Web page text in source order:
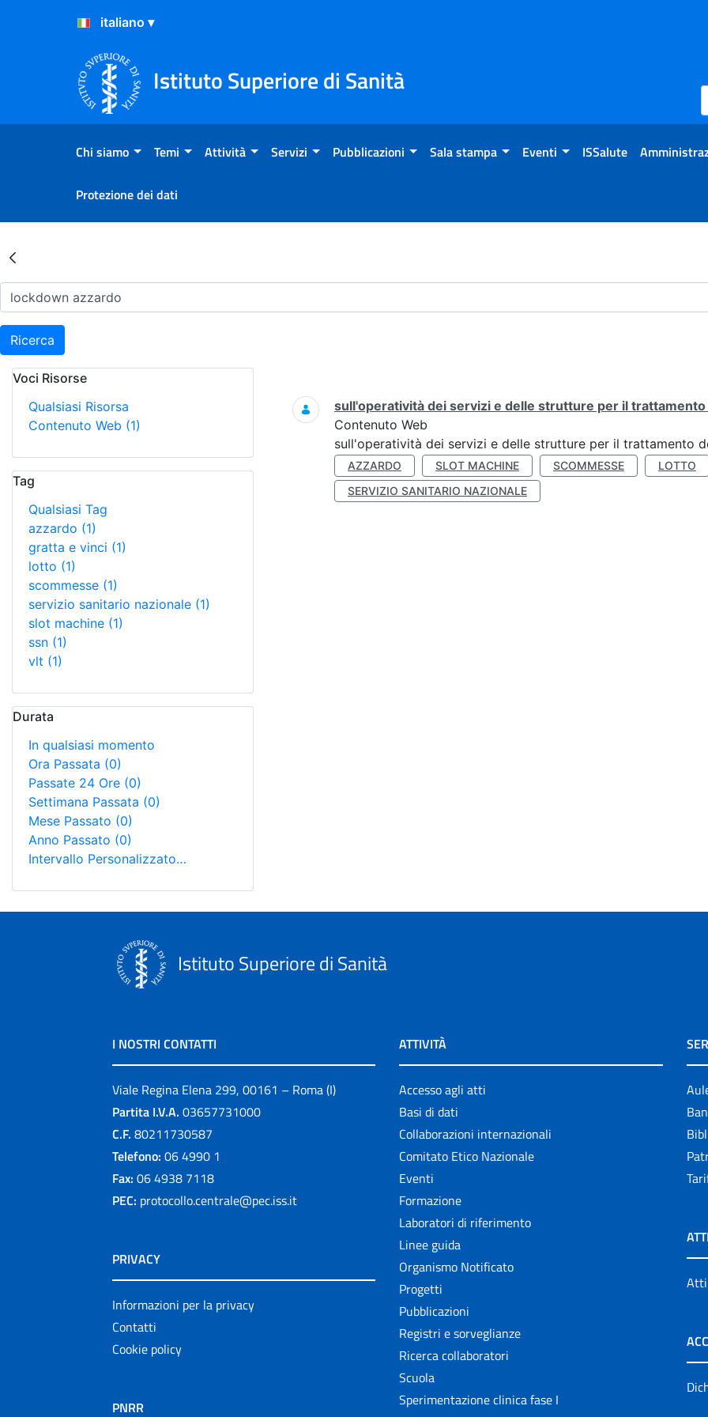
Salta al Contenuto
Salta al Footer
Istituto Superiore di Sanità
Chi siamo Temi Attività Servizi Pubblicazioni Sala stampa Eventi ISSalute
Protezione dei dati
Risultati della Ricerca - Archivio
Ricerca
Voci Risorse
Qualsiasi Risorsa
Contenuto Web (1)
Tag
Qualsiasi Tag
azzardo (1)
gratta e vinci (1)
lotto (1)
scommesse (1)
servizio sanitario nazionale (1)
slot machine (1)
ssn (1)
vlt (1)
Durata
In qualsiasi momento
Ora Passata (0)
Passate 24 Ore (0)
Settimana Passata (0)
Mese Passato (0)
Anno Passato (0)
Intervallo Personalizzato…
Ricerca
sull'operatività dei servizi e delle strutture per il
Contenuto Web
sull'operatività dei servizi e delle strutture per il trattamento
AZZARDO SLOT MACHINE SCOMMESSE
LOTTO
SERVIZIO SANITARIO NAZIONALE
Istituto Superiore di Sanità
I NOSTRI CONTATTI
Viale Regina Elena 299, 00161 – Roma (I)
Partita I.V.A. 03657731000
C.F. 80211730587
Telefono: 06 4990 1
Fax: 06 4938 7118
PEC: protocollo.centrale@pec.iss.it
PRIVACY
Informazioni per la privacy
Contatti
Cookie policy
PNRR
ATTIVITÀ
Accesso agli atti
Basi di dati
Collaborazioni internazionali
Comitato Etico Nazionale
Eventi
Formazione
Laboratori di riferimento
Linee guida
Organismo Notificato
Progetti
Pubblicazioni
Registri e sorveglianze
Ricerca collaboratori
Scuola
Sperimentazione clinica fase I
Atti